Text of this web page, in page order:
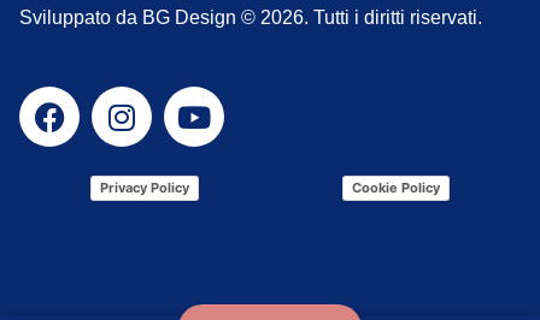
Sviluppato da BG Design © 2026. Tutti i diritti riservati.
Privacy Policy Cookie Policy